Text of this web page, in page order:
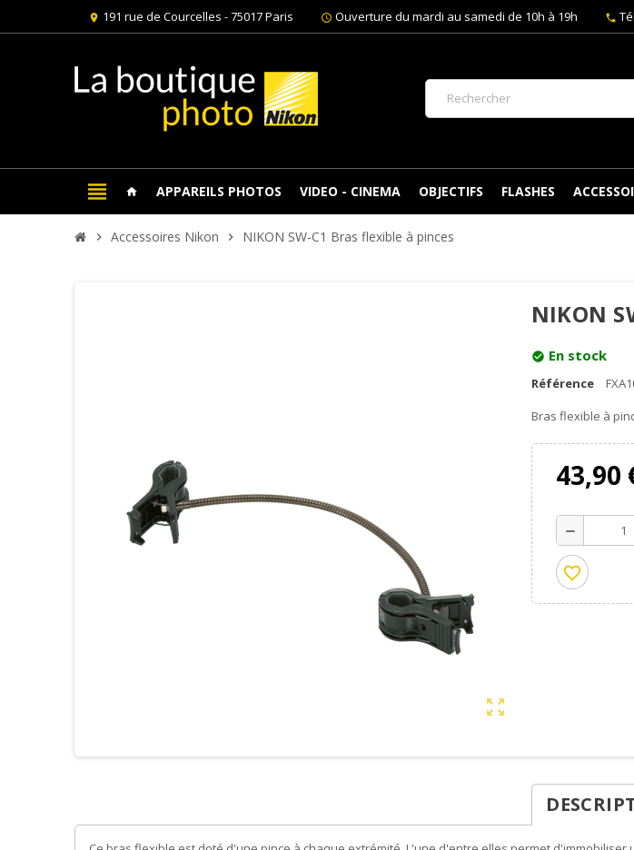
location_on 191 rue de Courcelles - 75017 Paris schedule Ouverture du mardi au samedi de 10h à 19h phone
view_headline home APPAREILS PHOTOS VIDEO - CINEMA OBJECTIFS FLASHES
chevron_right Accessoires Nikon chevron_right NIKON SW-C1 Bras flexible à pinces
zoom_out_map
NIKON
check_circle En stock
Référence
Bras flexible à
43,90
remove
favorite_border